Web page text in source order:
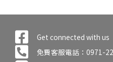
Get connected with us
免費客服電話：0971-